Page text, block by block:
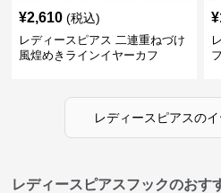
¥2,610 (税込)
レディースピアス 二連重ねづけ
風煌めきラインイヤーカフ
¥
レディースピアスの
レディースピアスフックのおす